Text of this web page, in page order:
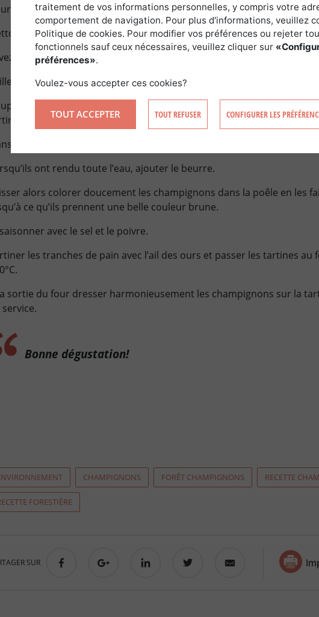
les champignons :
soigneusement les champignons un à un de la terre et des
les à l’eau froide et les égoutter dans une passoire.
les cèpes en lamelles.
en morceaux les autres champignons pour qu’ils puissent être
une poêle faire chauffer l’huile et faire revenir les champignons.
ont rendu toute l’eau, ajouter le beurre.
alors colorer doucement les champignons dans la poêle en les
ce qu’ils prennent une belle couleur brune.
avec le sel et le poivre.
les tranches de pain avec l’ail des ours et passer les tartines
sortie du four dresser harmonieusement les champignons sur la
service.
Bonne dégustation!
CHAMPIGNONS FORÊT CHAMPIGNONS RECETTE
FORESTIÈRE
SUR
traitement de vos informations personnelles, y compris votre
comportement de navigation. Pour plus d'informations, veuillez
Politique de cookies. Pour modifier vos préférences ou rejeter
fonctionnels sauf ceux nécessaires, veuillez cliquer sur
préférences».
Voulez-vous accepter ces cookies?
TOUT ACCEPTER TOUT REFUSER CONFIGURER LES